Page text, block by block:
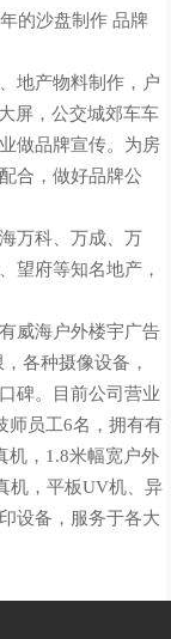
的沙盘制作 品牌
地产物料制作，户
屏，公交城郊车车
做品牌宣传。为房
合，做好品牌公
万科、万成、万
望府等知名地产，
威海户外楼宇广告
各种摄像设备，
碑。目前公司营业
师员工6名，拥有有
机，1.8米幅宽户外
机，平板UV机、异
设备，服务于各大